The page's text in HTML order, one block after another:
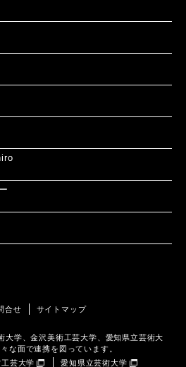
合せ
サイトマップ
大学、金沢美術工芸大学、愛知県立芸術大
な面で連携を図っています。
芸大学 愛知県立芸術大学